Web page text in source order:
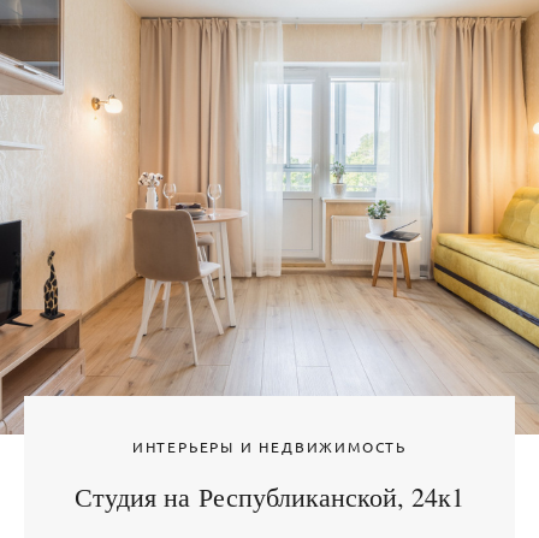
ИНТЕРЬЕРЫ И НЕДВИЖИМОСТЬ
Студия на Республиканской, 24к1